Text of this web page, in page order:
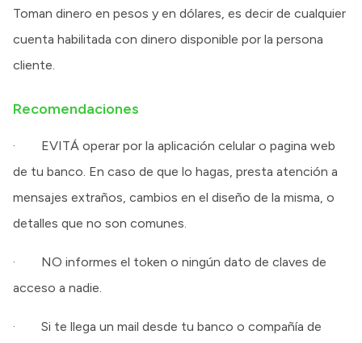
Toman dinero en pesos y en dólares, es decir de cualquier
cuenta habilitada con dinero disponible por la persona
cliente.
Recomendaciones
· EVITÁ operar por la aplicación celular o pagina web
de tu banco. En caso de que lo hagas, presta atención a
mensajes extraños, cambios en el diseño de la misma, o
detalles que no son comunes.
· NO informes el token o ningún dato de claves de
acceso a nadie.
· Si te llega un mail desde tu banco o compañía de